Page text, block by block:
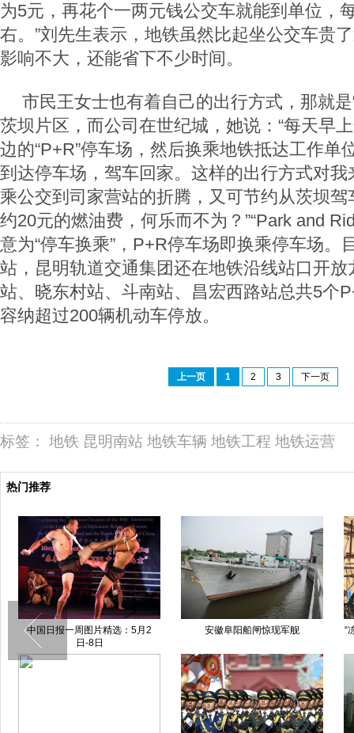
为5元，再花个一两元钱公交车就能到单位，
右。”刘先生表示，地铁虽然比起坐公交车贵
影响不大，还能省下不少时间。
市民王女士也有着自己的出行方式，那就
茨坝片区，而公司在世纪城，她说：“每天早
边的“P+R”停车场，然后换乘地铁抵达工作单
到达停车场，驾车回家。这样的出行方式对
乘公交到司家营站的折腾，又可节约从茨坝
约20元的燃油费，何乐而不为？”“Park and
意为“停车换乘”，P+R停车场即换乘停车场。
站，昆明轨道交通集团还在地铁沿线站口开
站、晓东村站、斗南站、昌宏西路站总共5个
容纳超过200辆机动车停放。
上一页 1 2 3 下一页
标签： 地铁 昆明南站 地铁车辆 地铁工程 地铁运营
热门推荐
阿米尔·汗携喜剧《我的
现军舰
“冻住再开挖” 南宁地铁工程成功运